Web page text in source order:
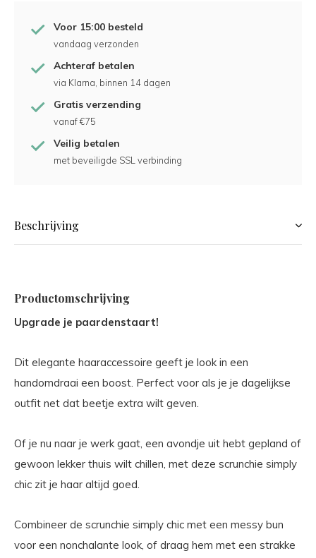
Voor 15:00 besteld
vandaag verzonden
Achteraf betalen
via Klarna, binnen 14 dagen
Gratis verzending
vanaf €75
Veilig betalen
met beveiligde SSL verbinding
Beschrijving
Productomschrijving
Upgrade je paardenstaart!
Dit elegante haaraccessoire geeft je look in een
handomdraai een boost. Perfect voor als je je dagelijkse
outfit net dat beetje extra wilt geven.
Of je nu naar je werk gaat, een avondje uit hebt gepland of
gewoon lekker thuis wilt chillen, met deze scrunchie simply
chic zit je haar altijd goed.
Combineer de scrunchie simply chic met een messy bun
voor een nonchalante look, of draag hem met een strakke